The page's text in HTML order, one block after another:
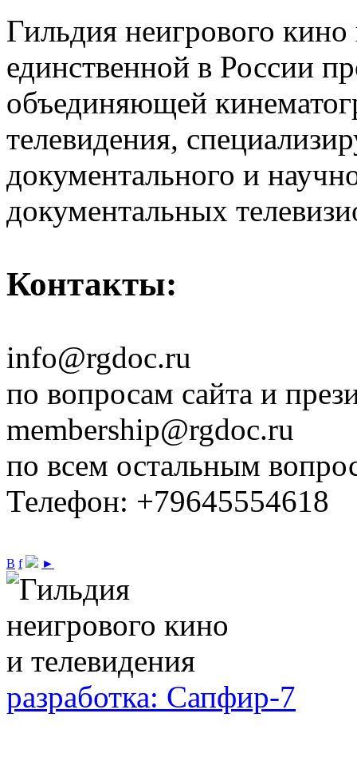
Гильдия неигрового кино
единственной в России
объединяющей
телевидения,
документального и
документальных
Контакты:
info@rgdoc.ru
по вопросам сайта и
membership@rgdoc.ru
по всем остальным
Телефон: +79645554618
В f ►
разработка: Сапфир-7